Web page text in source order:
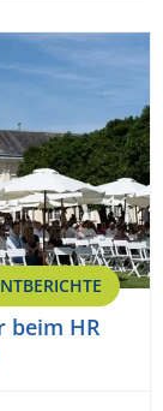
beim HR